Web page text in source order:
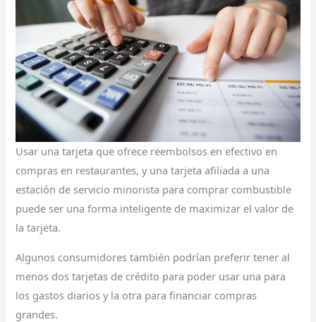
Usar una tarjeta que ofrece reembolsos en efectivo en
compras en restaurantes, y una tarjeta afiliada a una
estación de servicio minorista para comprar combustible
puede ser una forma inteligente de maximizar el valor de
la tarjeta.
Algunos consumidores también podrían preferir tener al
menos dos tarjetas de crédito para poder usar una para
los gastos diarios y la otra para financiar compras
grandes.